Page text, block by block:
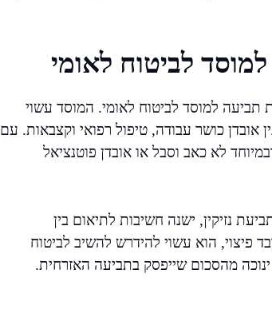
לביטוח לאומי
למוסד לביטוח לאומי. המוסד עשוי
אובדן כושר עבודה, טיפול רפואי וקצבאות. עם
לא כאב וסבל או אובדן פוטנציאל
נזיקין, ישנה חשיבות לתיאום בין
פיצוי, הוא עשוי להידרש להשיב לביטוח
מהסכום שייפסק בתביעה האזרחית.